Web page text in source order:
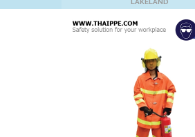
LAKELAND